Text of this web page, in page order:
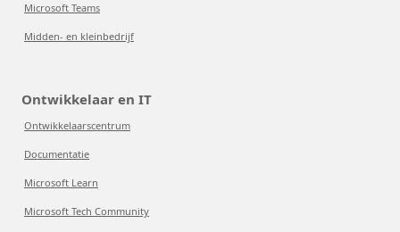
Microsoft Teams
Midden- en kleinbedrijf
Ontwikkelaar en IT
Ontwikkelaarscentrum
Documentatie
Microsoft Learn
Microsoft Tech Community